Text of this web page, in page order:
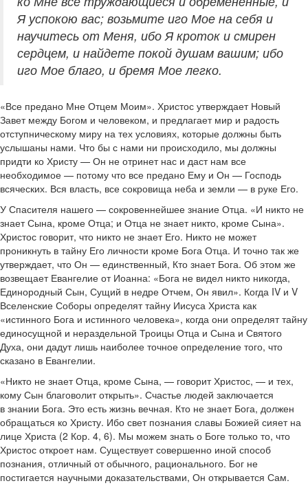
Я успокою вас; возьмите иго Мое на себя и
научитесь от Меня, ибо Я кроток и смирен
сердцем, и найдете покой душам вашим; ибо
иго Мое благо, и бремя Мое легко.
«Все предано Мне Отцем Моим». Христос утверждает Новый
Завет между Богом и человеком, и предлагает мир и радость
отступническому миру на тех условиях, которые должны быть
услышаны нами. Что бы с нами ни происходило, мы должны
придти ко Христу — Он не отринет нас и даст нам все
необходимое — потому что все предано Ему и Он — Господь
всяческих. Вся власть, все сокровища неба и земли — в руке Его.
У Спасителя нашего — сокровеннейшее знание Отца. «И никто не
знает Сына, кроме Отца; и Отца не знает никто, кроме Сына».
Христос говорит, что никто не знает Его. Никто не может
проникнуть в тайну Его личности кроме Бога Отца. И точно так же
утверждает, что Он — единственный, Кто знает Бога. Об этом же
возвещает Евангелие от Иоанна: «Бога не видел никто никогда,
Единородный Сын, Сущий в недре Отчем, Он явил». Когда IV и V
Вселенские Соборы определят тайну Иисуса Христа как
«истинного Бога и истинного человека», когда они определят тайну
единосущной и нераздельной Троицы Отца и Сына и Святого
Духа, они дадут лишь наиболее точное определение того, что
сказано в Евангелии.
«Никто не знает Отца, кроме Сына, — говорит Христос, — и тех,
кому Сын благоволит открыть». Счастье людей заключается
в знании Бога. Это есть жизнь вечная. Кто не знает Бога, должен
обращаться ко Христу. Ибо свет познания славы Божией сияет на
лице Христа (2 Кор. 4, 6). Мы можем знать о Боге только то, что
Христос откроет нам. Существует совершенно иной способ
познания, отличный от обычного, рационального. Бог не
постигается научными доказательствами, Он открывается Сам.